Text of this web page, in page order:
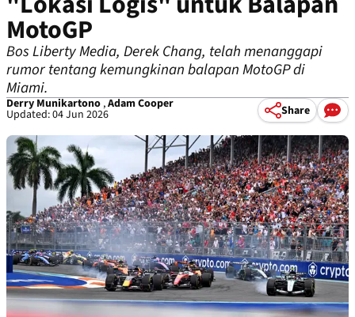
MotoGP
Bos Liberty Media, Derek Chang, telah menanggapi
rumor tentang kemungkinan balapan MotoGP di
Miami.
Derry Munikartono,Adam Cooper
Updated: 04 Jun 2026 Share